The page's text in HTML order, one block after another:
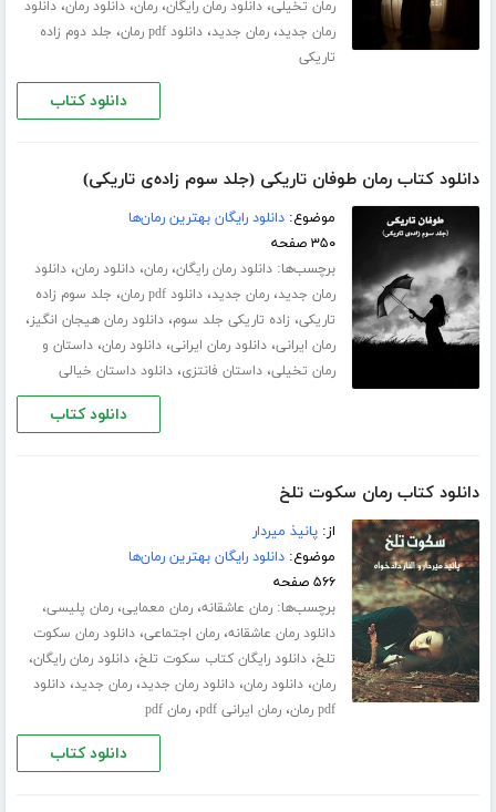
رمان تخیلی،دانلود رمان رایگان،رمان،دانلود رمان،دانلود
رمان جدید،رمان جدید،دانلود pdf رمان ، جلد دوم زاده
تاریکی
دانلود کتاب
دانلود کتاب رمان طوفان تاریکی (جلد سوم زاده‌ی تاریکی)
موضوع:دانلود رایگان بهترین رمان‌ها
۳۵۰ صفحه
برچسب‌ها:دانلود رمان رایگان،رمان،دانلود رمان،دانلود
رمان جدید،رمان جدید،دانلود pdf رمان ، جلد سوم زاده
تاریکی، زاده تاریکی جلد سوم،دانلود رمان هیجان انگیز،
رمان ایرانی،دانلود رمان ایرانی،دانلود رمان،داستان و
رمان تخیلی،داستان فانتزی،دانلود داستان خیالی
دانلود کتاب
دانلود کتاب رمان سکوت تلخ
از:پانیذ میردار
موضوع:دانلود رایگان بهترین رمان‌ها
۵۶۶ صفحه
برچسب‌ها:رمان عاشقانه،رمان معمایی،رمان پلیسی،
دانلود رمان عاشقانه،رمان اجتماعی،دانلود رمان سکوت
تلخ،دانلود رایگان کتاب سکوت تلخ،دانلود رمان رایگان،
رمان،دانلود رمان،دانلود رمان جدید،رمان جدید،دانلود
pdf رمان
،رمان ایرانی pdf ،رمان pdf
دانلود کتاب